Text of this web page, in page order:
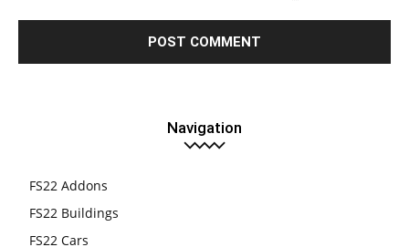
Navigation
FS22 Addons
FS22 Buildings
FS22 Cars